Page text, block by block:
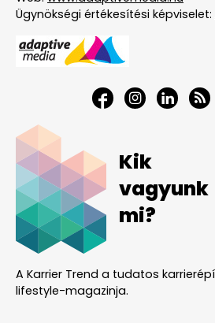
Ügynökségi értékesítési képviselet:
Kik
vagyunk
mi?
A Karrier Trend a tudatos
lifestyle-magazinja.